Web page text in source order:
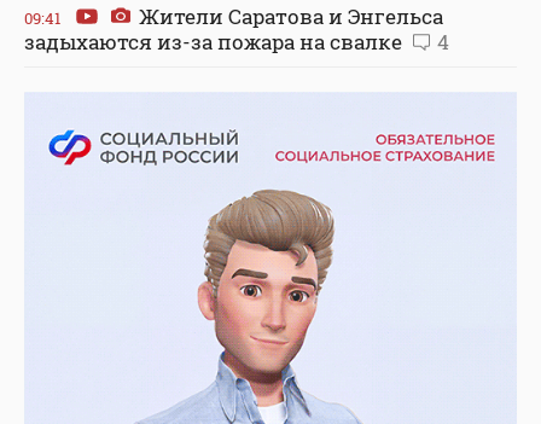
09:41
Жители Саратова и Энгельса
задыхаются из-за пожара на свалке
4